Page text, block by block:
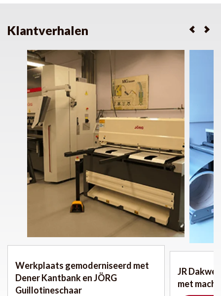
Klantverhalen
Werkplaats gemoderniseerd met
Dener Kantbank en JÖRG
Guillotineschaar
JR
met